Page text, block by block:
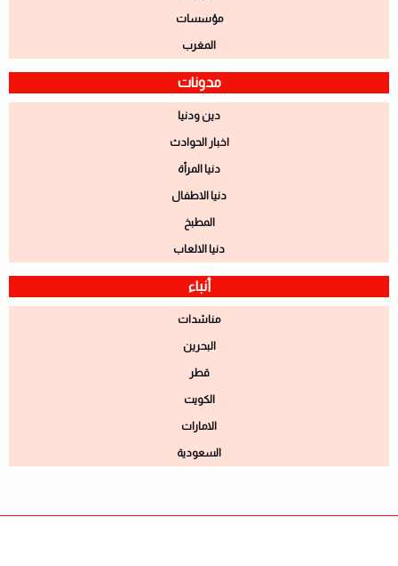
مؤسسات
المغرب
مدونات
دين ودنيا
اخبار الحوادث
دنيا المرأة
دنيا الاطفال
المطبخ
دنيا الالعاب
أنباء
مناشدات
البحرين
قطر
الكويت
الامارات
السعودية